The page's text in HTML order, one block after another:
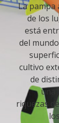
La pampa
de los
está
del
cultivo
de
una
riquezas